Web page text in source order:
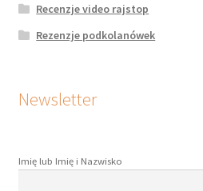
Recenzje video rajstop
Rezenzje podkolanówek
Newsletter
Imię lub Imię i Nazwisko